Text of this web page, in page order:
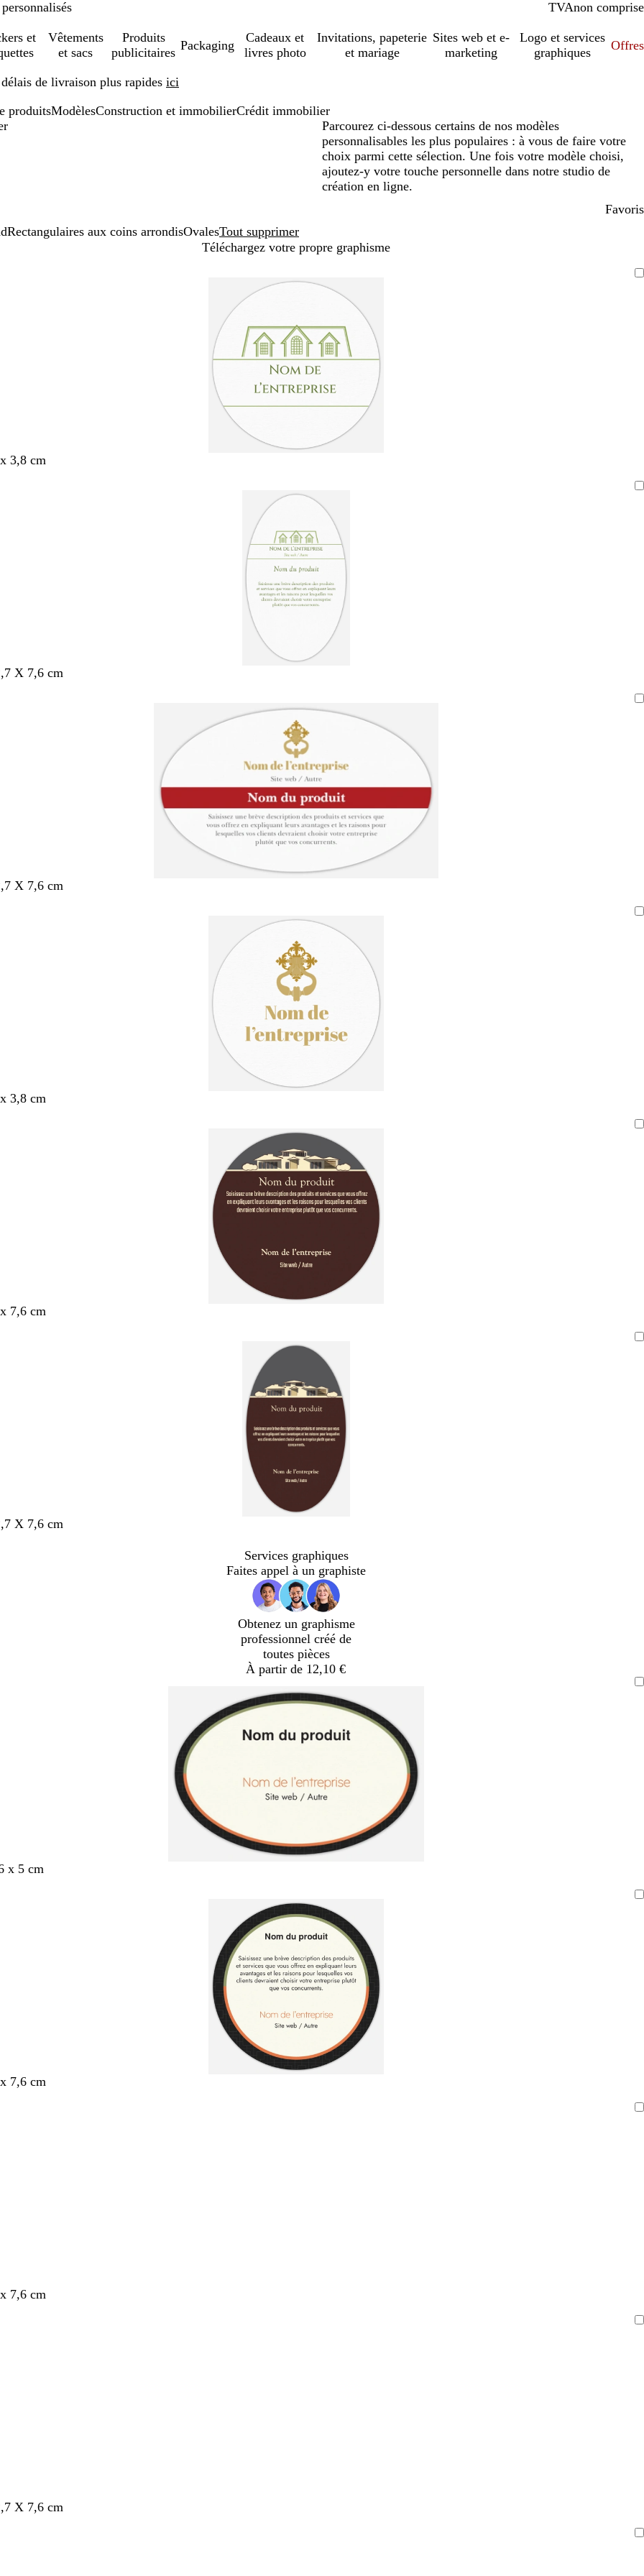
TVAcomprise
non comprise
et
Vêtements
et sacs
Produits
publicitaires
Packaging
Cadeaux et
livres photo
Invitations, papeterie
et mariage
Sites web et e-
marketing
Logo et services
graphiques
Offres
de livraison plus rapides ici
produitsModèlesConstruction et immobilierCrédit immobilier
Parcourez ci-dessous certains de nos modèles
personnalisables les plus populaires : à vous de faire votre
choix parmi cette sélection. Une fois votre modèle choisi,
ajoutez-y votre touche personnelle dans notre studio de
création en ligne.
Favoris
Rectangulaires aux coins arrondisOvalesTout supprimer
Téléchargez votre propre graphisme
3,8 cm
X 7,6 cm
X 7,6 cm
3,8 cm
7,6 cm
X 7,6 cm
Services graphiques
Faites appel à un graphiste
Obtenez un graphisme
professionnel créé de
toutes pièces
À partir de 12,10 €
x 5 cm
7,6 cm
7,6 cm
X 7,6 cm